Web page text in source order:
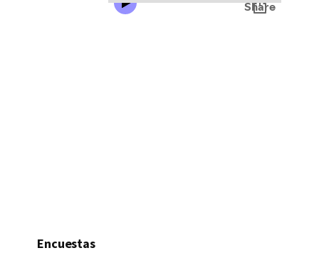
Encuestas